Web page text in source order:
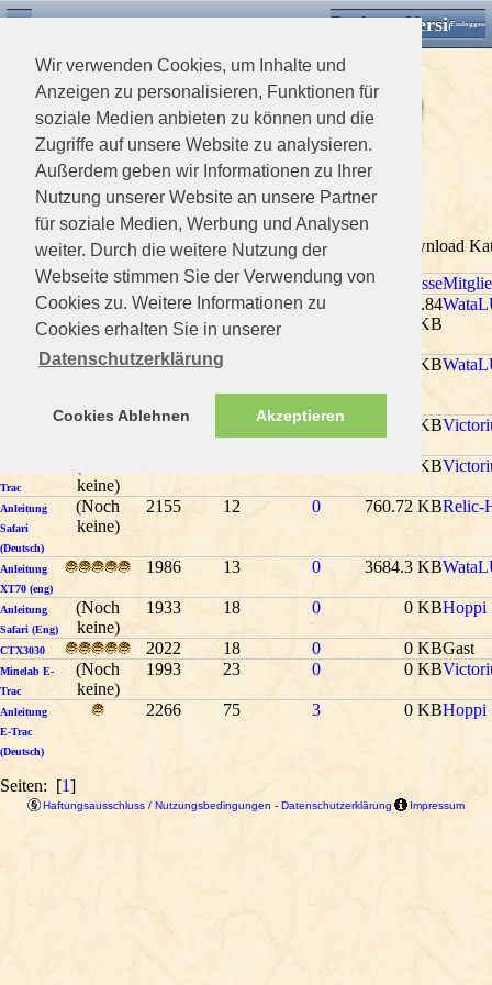
Wir verwenden Cookies, um Inhalte und
Anzeigen zu personalisieren, Funktionen für
soziale Medien anbieten zu können und die
Zugriffe auf unsere Website zu analysieren.
Außerdem geben wir Informationen zu Ihrer
Nutzung unserer Website an unsere Partner
für soziale Medien, Werbung und Analysen
weiter. Durch die weitere Nutzung der
Webseite stimmen Sie der Verwendung von
Cookies zu. Weitere Informationen zu
Cookies erhalten Sie in unserer
Datenschutzerklärung
Cookies Ablehnen Akzeptieren
Desktop VersionEinloggen
Downloads Home Minelab
xxx3Minelab ( )
xxxDescription0 Mitglieder und 1 Gast betrachten diese Download
BewertungAufrufeDownloadsKommentareDateigrösse
Anleitung
XT30+XT50
(Noch
keine)
1980 3 0
4826.84
KB
Musketeer
(Noch
1957 947.95 KB
(Noch
1953 0 0 KB
Trac
keine)
0 KB
Anleitung
Safari
(Deutsch)
(Noch
keine)
2155 12 0 760.72 KBRelic-
Anleitung
XT70 (eng)
1986 13 0 3684.3 KB
Anleitung
Safari (Eng)
(Noch
keine)
1933 18 0 0 KBHoppi
CTX3030 2022 18 0 0 KBGast
Minelab E-
Trac
(Noch
keine)
1993 23 0 0 KB
Anleitung
E-Trac
(Deutsch)
2266 75 3 0 KBHoppi
Seiten: [1]
Haftungsausschluss / Nutzungsbedingungen - Datenschutzerklärung Impressum